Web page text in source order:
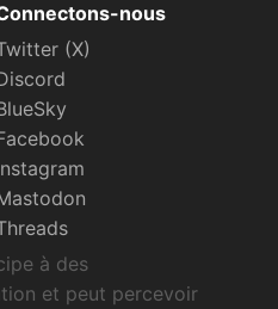
Switch 2
nous
(X)
à des
et peut percevoir